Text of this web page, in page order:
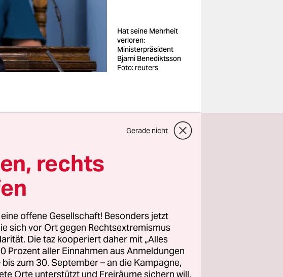
Hat seine Mehrheit
verloren:
Ministerpräsident
Bjarni Benediktsson
Foto: reuters
Monate nach
verständigt
wieder am Ende.
bislang noch keine
Zukunft“
dem
Gerade nicht
rechts
offene Gesellschaft! Besonders jetzt
sich vor Ort gegen Rechtsextremismus
Die taz kooperiert daher mit „Alles
Prozent aller Einnahmen aus Anmeldungen
bis zum 30. September – an die Kampagne,
Orte unterstützt und Freiräume sichern will,